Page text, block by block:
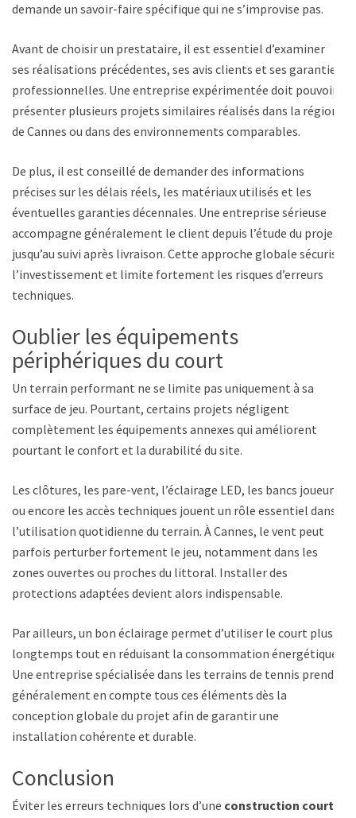
demande un savoir-faire spécifique qui ne s’improvise pas.
Avant de choisir un prestataire, il est essentiel d’examiner
ses réalisations précédentes, ses avis clients et ses garanties
professionnelles. Une entreprise expérimentée doit pouvoir
présenter plusieurs projets similaires réalisés dans la région
de Cannes ou dans des environnements comparables.
De plus, il est conseillé de demander des informations
précises sur les délais réels, les matériaux utilisés et les
éventuelles garanties décennales. Une entreprise sérieuse
accompagne généralement le client depuis l’étude du projet
jusqu’au suivi après livraison. Cette approche globale sécurise
l’investissement et limite fortement les risques d’erreurs
techniques.
Oublier les équipements
périphériques du court
Un terrain performant ne se limite pas uniquement à sa
surface de jeu. Pourtant, certains projets négligent
complètement les équipements annexes qui améliorent
pourtant le confort et la durabilité du site.
Les clôtures, les pare-vent, l’éclairage LED, les bancs joueurs
ou encore les accès techniques jouent un rôle essentiel dans
l’utilisation quotidienne du terrain. À Cannes, le vent peut
parfois perturber fortement le jeu, notamment dans les
zones ouvertes ou proches du littoral. Installer des
protections adaptées devient alors indispensable.
Par ailleurs, un bon éclairage permet d’utiliser le court plus
longtemps tout en réduisant la consommation énergétique.
Une entreprise spécialisée dans les terrains de tennis prend
généralement en compte tous ces éléments dès la
conception globale du projet afin de garantir une
installation cohérente et durable.
Conclusion
Éviter les erreurs techniques lors d’une construction court